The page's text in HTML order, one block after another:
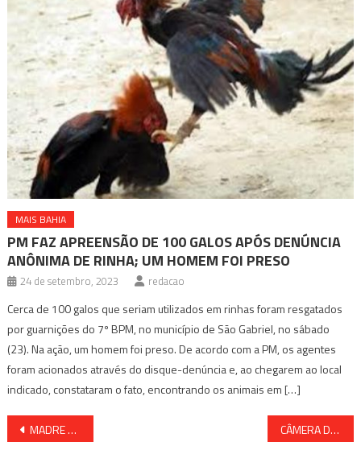
MAIS BAHIA
PM FAZ APREENSÃO DE 100 GALOS APÓS DENÚNCIA
ANÔNIMA DE RINHA; UM HOMEM FOI PRESO
24 de setembro, 2023 redacao
Cerca de 100 galos que seriam utilizados em rinhas foram resgatados
por guarnições do 7º BPM, no município de São Gabriel, no sábado
(23). Na ação, um homem foi preso. De acordo com a PM, os agentes
foram acionados através do disque-denúncia e, ao chegarem ao local
indicado, constataram o fato, encontrando os animais em […]
Navegação
MADRE DE DEUS: EX-PREFEITO SOLTA O “VERBO” EM CIMA DO ATUAL E FALA AINDA SOBRE TRAIDORES CÂMERA DE SEGURANÇA FLAGRA MULHER FURTANDO EM LOJA NA CIDADE DE DIAS D’ÁVILA